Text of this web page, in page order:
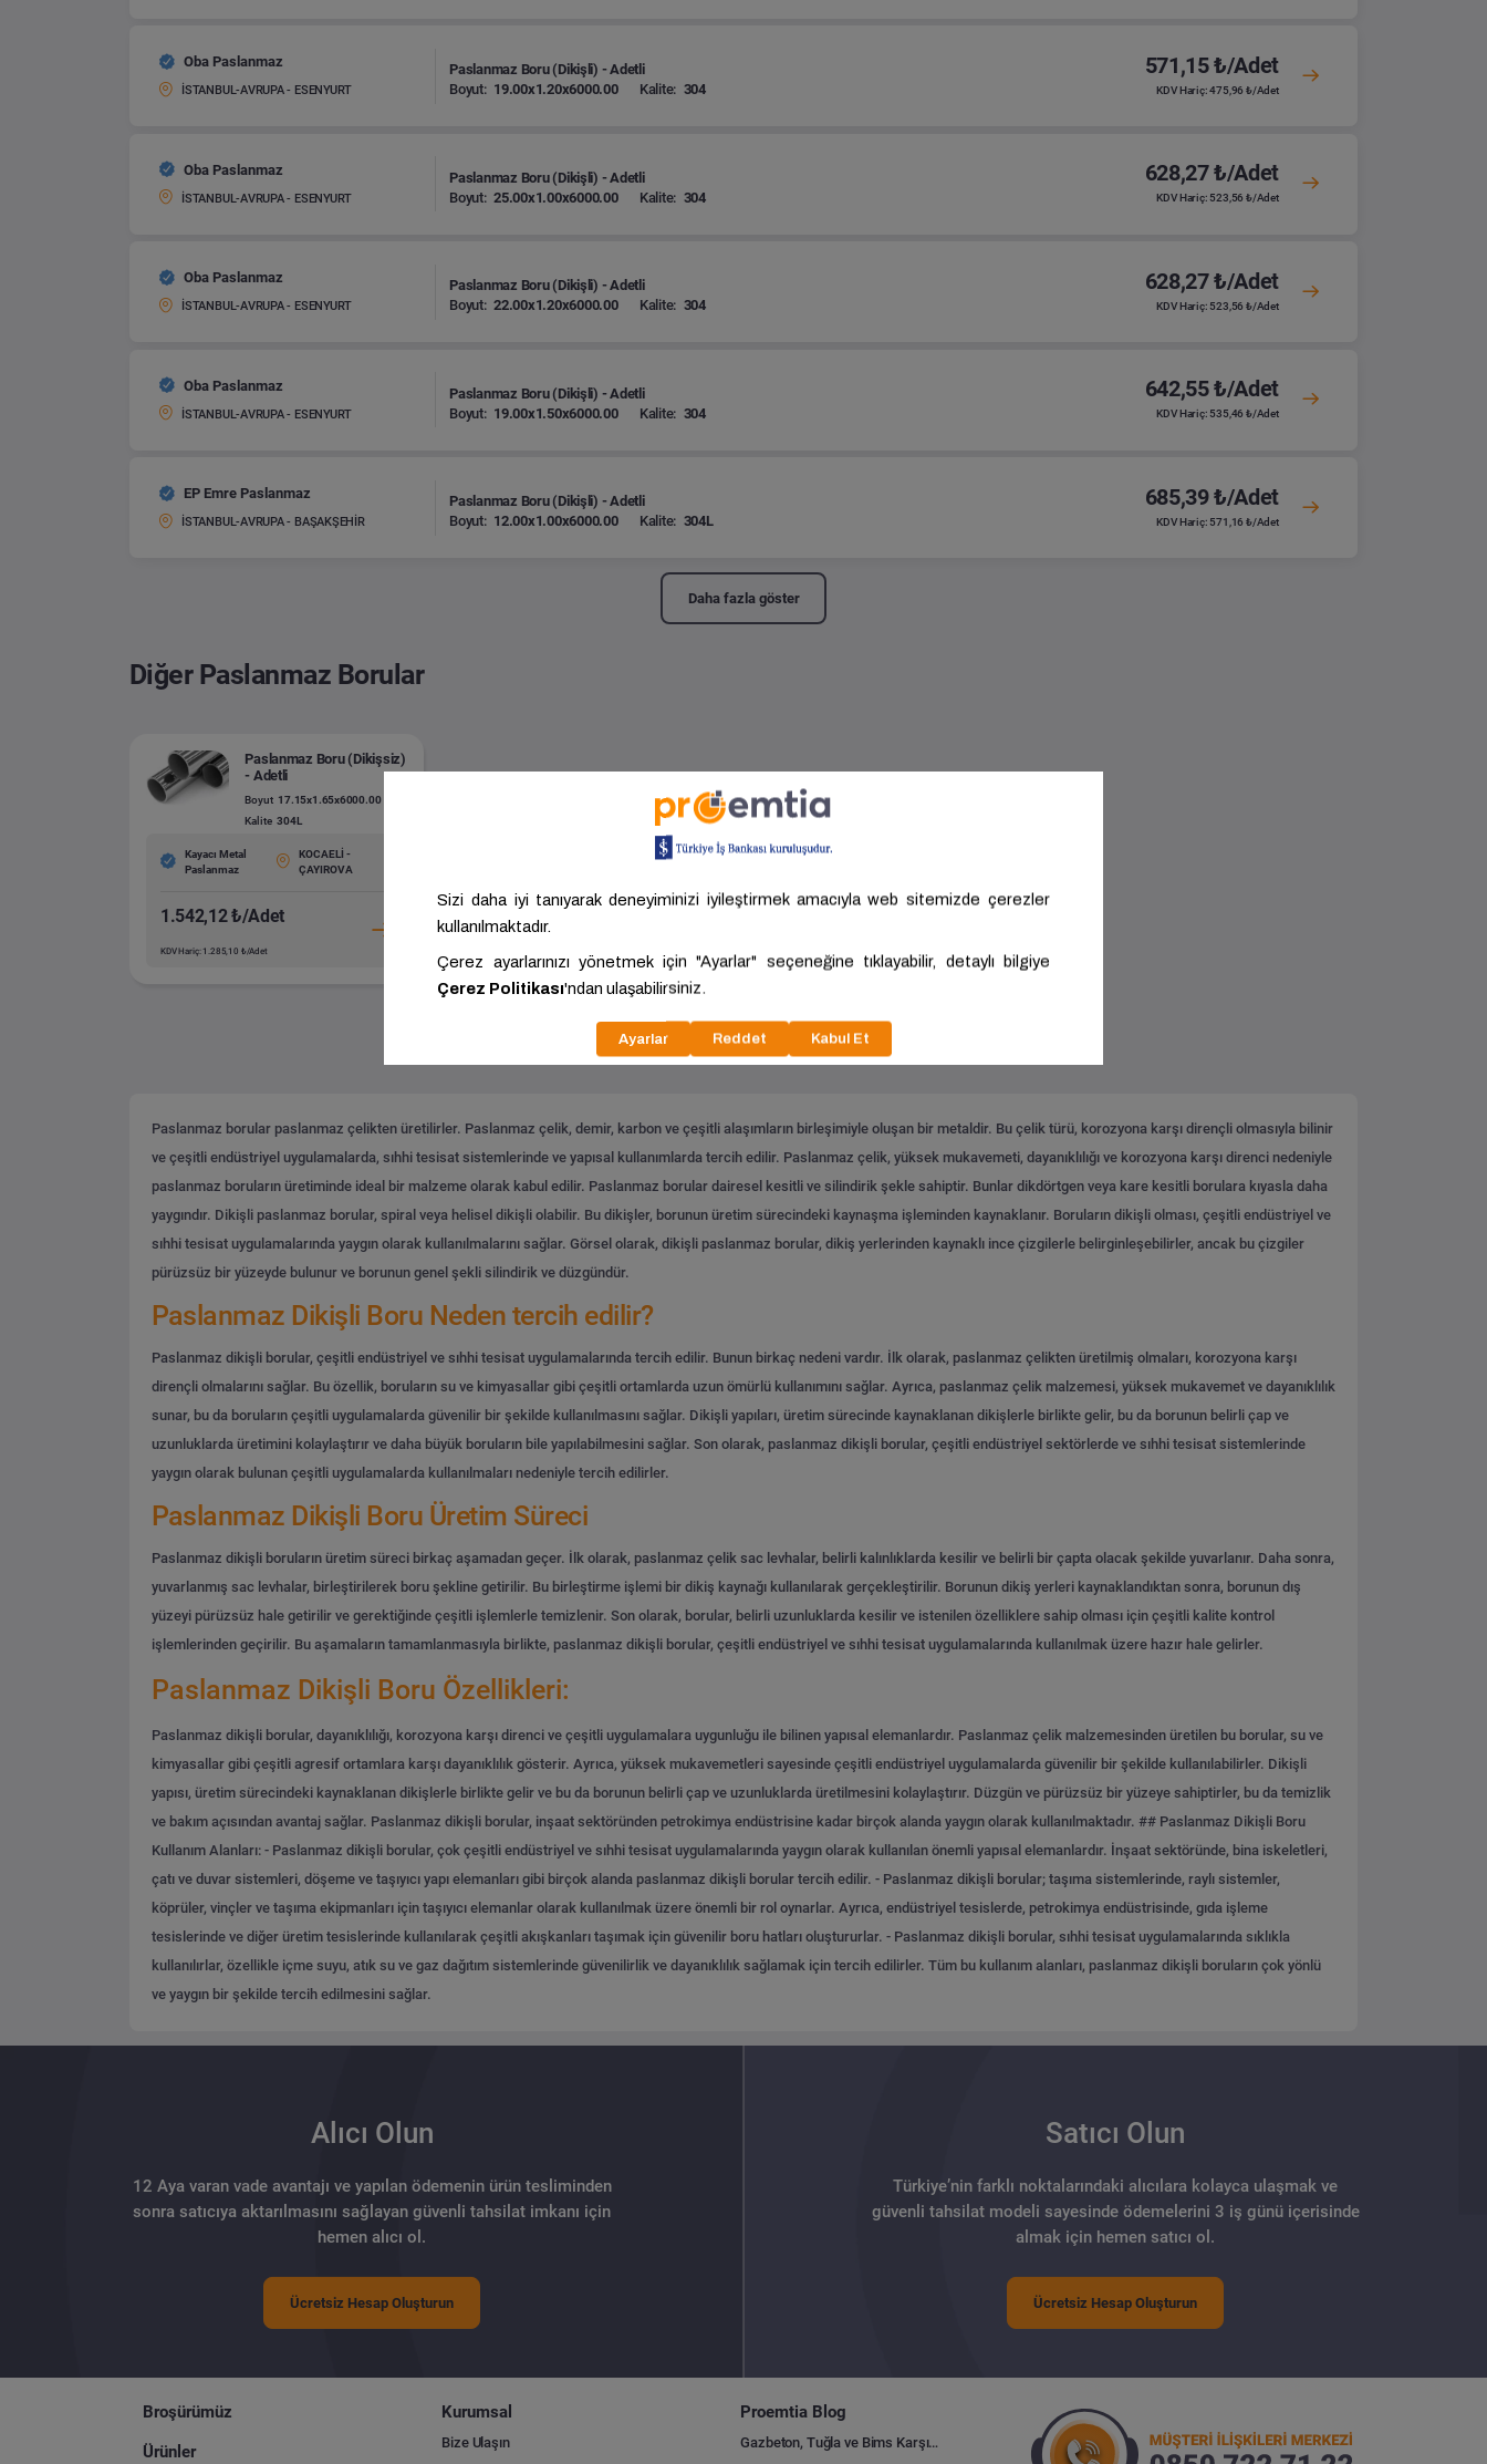
Oba Paslanmaz
İSTANBUL-AVRUPA - ESENYURT
Paslanmaz Boru (Dikişli) - Adetli
Boyut: 19.00x1.20x6000.00 Kalite: 304
571,15 ₺/Adet
KDV Hariç: 475,96 ₺/Adet
Oba Paslanmaz
İSTANBUL-AVRUPA - ESENYURT
Paslanmaz Boru (Dikişli) - Adetli
Boyut: 25.00x1.00x6000.00 Kalite: 304
628,27 ₺/Adet
KDV Hariç: 523,56 ₺/Adet
Oba Paslanmaz
İSTANBUL-AVRUPA - ESENYURT
Paslanmaz Boru (Dikişli) - Adetli
Boyut: 22.00x1.20x6000.00 Kalite: 304
628,27 ₺/Adet
KDV Hariç: 523,56 ₺/Adet
Oba Paslanmaz
İSTANBUL-AVRUPA - ESENYURT
Paslanmaz Boru (Dikişli) - Adetli
Boyut: 19.00x1.50x6000.00 Kalite: 304
642,55 ₺/Adet
KDV Hariç: 535,46 ₺/Adet
EP Emre Paslanmaz
İSTANBUL-AVRUPA - BAŞAKŞEHİR
Paslanmaz Boru (Dikişli) - Adetli
Boyut: 12.00x1.00x6000.00 Kalite: 304L
685,39 ₺/Adet
KDV Hariç: 571,16 ₺/Adet
Daha fazla göster
Diğer Paslanmaz Borular
Paslanmaz Boru (Dikişsiz)
- Adetli
Boyut 17.15x1.65x6000.00
Kalite 304L
Kayacı Metal
Paslanmaz
KOCAELİ -
ÇAYIROVA
1.542,12 ₺/Adet
KDV Hariç: 1.285,10 ₺/Adet
Tümünü Gör
Paslanmaz borular paslanmaz çelikten üretilirler. Paslanmaz çelik, demir, karbon ve çeşitli alaşımların birleşimiyle oluşan bir metaldir. Bu çelik türü, korozyona karşı dirençli olmasıyla bilinir
ve çeşitli endüstriyel uygulamalarda, sıhhi tesisat sistemlerinde ve yapısal kullanımlarda tercih edilir. Paslanmaz çelik, yüksek mukavemeti, dayanıklılığı ve korozyona karşı direnci nedeniyle
paslanmaz boruların üretiminde ideal bir malzeme olarak kabul edilir. Paslanmaz borular dairesel kesitli ve silindirik şekle sahiptir. Bunlar dikdörtgen veya kare kesitli borulara kıyasla daha
yaygındır. Dikişli paslanmaz borular, spiral veya helisel dikişli olabilir. Bu dikişler, borunun üretim sürecindeki kaynaşma işleminden kaynaklanır. Boruların dikişli olması, çeşitli endüstriyel ve
sıhhi tesisat uygulamalarında yaygın olarak kullanılmalarını sağlar. Görsel olarak, dikişli paslanmaz borular, dikiş yerlerinden kaynaklı ince çizgilerle belirginleşebilirler, ancak bu çizgiler
pürüzsüz bir yüzeyde bulunur ve borunun genel şekli silindirik ve düzgündür.
Paslanmaz Dikişli Boru Neden tercih edilir?
Paslanmaz dikişli borular, çeşitli endüstriyel ve sıhhi tesisat uygulamalarında tercih edilir. Bunun birkaç nedeni vardır. İlk olarak, paslanmaz çelikten üretilmiş olmaları, korozyona karşı
dirençli olmalarını sağlar. Bu özellik, boruların su ve kimyasallar gibi çeşitli ortamlarda uzun ömürlü kullanımını sağlar. Ayrıca, paslanmaz çelik malzemesi, yüksek mukavemet ve dayanıklılık
sunar, bu da boruların çeşitli uygulamalarda güvenilir bir şekilde kullanılmasını sağlar. Dikişli yapıları, üretim sürecinde kaynaklanan dikişlerle birlikte gelir, bu da borunun belirli çap ve
uzunluklarda üretimini kolaylaştırır ve daha büyük boruların bile yapılabilmesini sağlar. Son olarak, paslanmaz dikişli borular, çeşitli endüstriyel sektörlerde ve sıhhi tesisat sistemlerinde
yaygın olarak bulunan çeşitli uygulamalarda kullanılmaları nedeniyle tercih edilirler.
Paslanmaz Dikişli Boru Üretim Süreci
Paslanmaz dikişli boruların üretim süreci birkaç aşamadan geçer. İlk olarak, paslanmaz çelik sac levhalar, belirli kalınlıklarda kesilir ve belirli bir çapta olacak şekilde yuvarlanır. Daha sonra,
yuvarlanmış sac levhalar, birleştirilerek boru şekline getirilir. Bu birleştirme işlemi bir dikiş kaynağı kullanılarak gerçekleştirilir. Borunun dikiş yerleri kaynaklandıktan sonra, borunun dış
yüzeyi pürüzsüz hale getirilir ve gerektiğinde çeşitli işlemlerle temizlenir. Son olarak, borular, belirli uzunluklarda kesilir ve istenilen özelliklere sahip olması için çeşitli kalite kontrol
işlemlerinden geçirilir. Bu aşamaların tamamlanmasıyla birlikte, paslanmaz dikişli borular, çeşitli endüstriyel ve sıhhi tesisat uygulamalarında kullanılmak üzere hazır hale gelirler.
Paslanmaz Dikişli Boru Özellikleri:
Paslanmaz dikişli borular, dayanıklılığı, korozyona karşı direnci ve çeşitli uygulamalara uygunluğu ile bilinen yapısal elemanlardır. Paslanmaz çelik malzemesinden üretilen bu borular, su ve
kimyasallar gibi çeşitli agresif ortamlara karşı dayanıklılık gösterir. Ayrıca, yüksek mukavemetleri sayesinde çeşitli endüstriyel uygulamalarda güvenilir bir şekilde kullanılabilirler. Dikişli
yapısı, üretim sürecindeki kaynaklanan dikişlerle birlikte gelir ve bu da borunun belirli çap ve uzunluklarda üretilmesini kolaylaştırır. Düzgün ve pürüzsüz bir yüzeye sahiptirler, bu da temizlik
ve bakım açısından avantaj sağlar. Paslanmaz dikişli borular, inşaat sektöründen petrokimya endüstrisine kadar birçok alanda yaygın olarak kullanılmaktadır. ## Paslanmaz Dikişli Boru
Kullanım Alanları: - Paslanmaz dikişli borular, çok çeşitli endüstriyel ve sıhhi tesisat uygulamalarında yaygın olarak kullanılan önemli yapısal elemanlardır. İnşaat sektöründe, bina iskeletleri,
çatı ve duvar sistemleri, döşeme ve taşıyıcı yapı elemanları gibi birçok alanda paslanmaz dikişli borular tercih edilir. - Paslanmaz dikişli borular; taşıma sistemlerinde, raylı sistemler,
köprüler, vinçler ve taşıma ekipmanları için taşıyıcı elemanlar olarak kullanılmak üzere önemli bir rol oynarlar. Ayrıca, endüstriyel tesislerde, petrokimya endüstrisinde, gıda işleme
tesislerinde ve diğer üretim tesislerinde kullanılarak çeşitli akışkanları taşımak için güvenilir boru hatları oluştururlar. - Paslanmaz dikişli borular, sıhhi tesisat uygulamalarında sıklıkla
kullanılırlar, özellikle içme suyu, atık su ve gaz dağıtım sistemlerinde güvenilirlik ve dayanıklılık sağlamak için tercih edilirler. Tüm bu kullanım alanları, paslanmaz dikişli boruların çok yönlü
ve yaygın bir şekilde tercih edilmesini sağlar.
Alıcı Olun
12 Aya varan vade avantajı ve yapılan ödemenin ürün tesliminden
sonra satıcıya aktarılmasını sağlayan güvenli tahsilat imkanı için
hemen alıcı ol.
Ücretsiz Hesap Oluşturun
Satıcı Olun
Türkiye’nin farklı noktalarındaki alıcılara kolayca ulaşmak ve
güvenli tahsilat modeli sayesinde ödemelerini 3 iş günü içerisinde
almak için hemen satıcı ol.
Ücretsiz Hesap Oluşturun
Broşürümüz
Ürünler
Kurumsal
Bize Ulaşın
Proemtia Blog
Gazbeton, Tuğla ve Bims Karşılaştırması: Hangisi Daha Avantajlı?